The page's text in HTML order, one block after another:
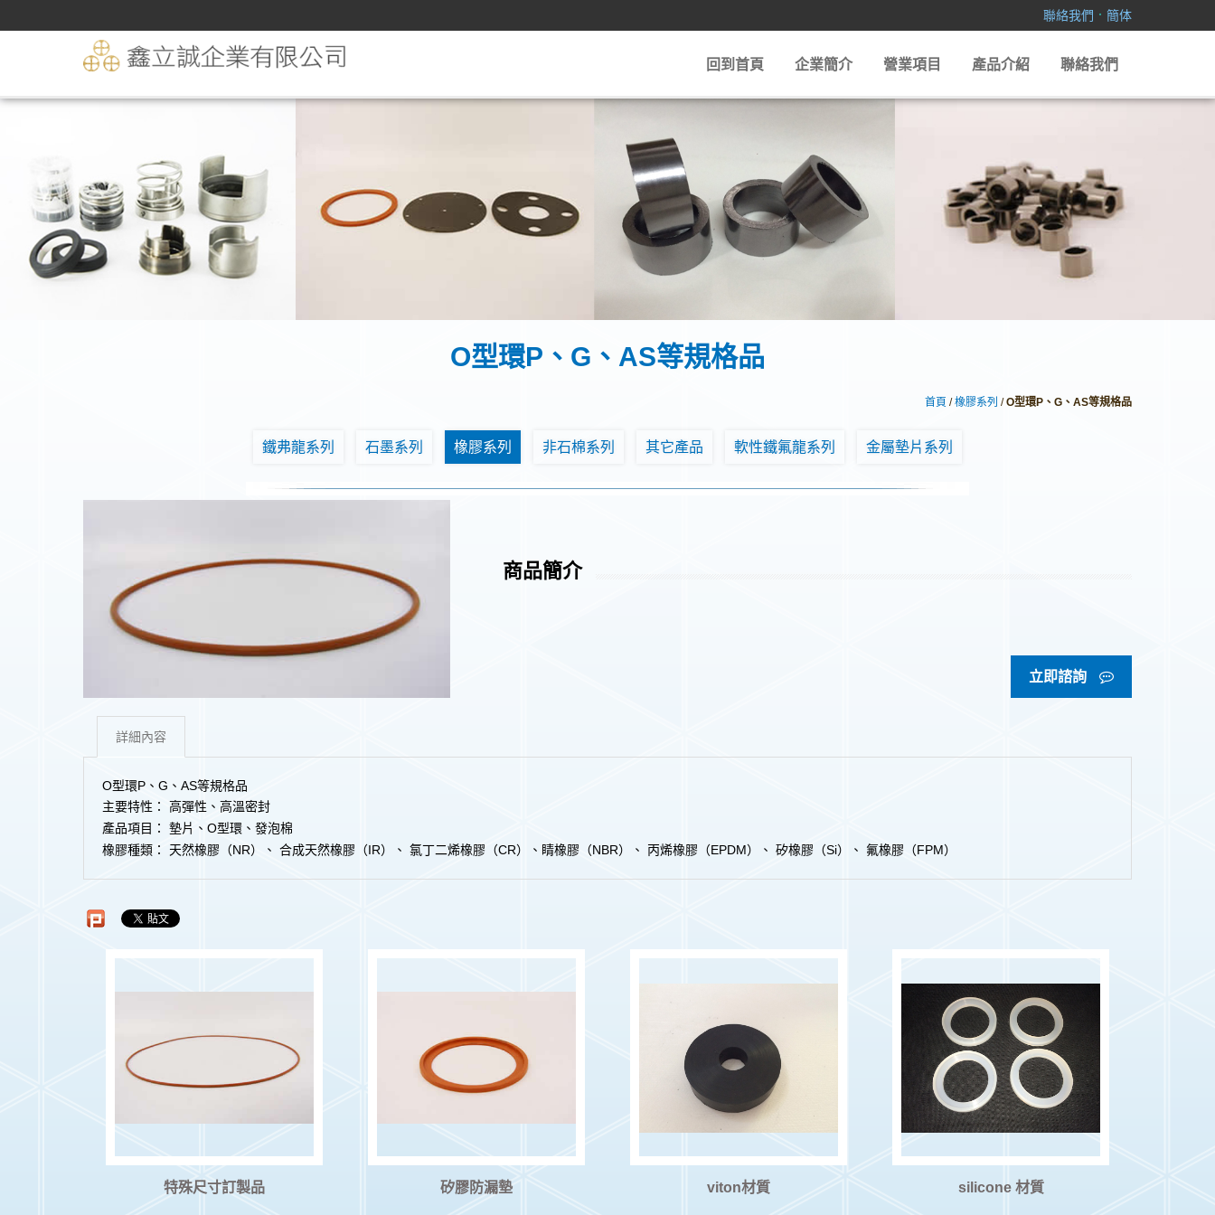
聯絡我們 ． 簡体
回到首頁 企業簡介 營業項目 產品介紹 聯絡我們
O型環P、G、AS等規格品
首頁 /橡膠系列 /O型環P、G、AS等規格品
鐵弗龍系列 石墨系列 橡膠系列 非石棉系列 其它產品 軟性鐵氟龍系列 金屬墊片系列
商品簡介
立即諮詢
詳細內容
O型環P、G、AS等規格品
主要特性：
高彈性、高溫密封
產品項目：
墊片、O型環、發泡棉
橡膠種類：
天然橡膠（NR）、 合成天然橡膠（IR）、 氯丁二烯橡膠（CR）、睛橡膠（NBR）、 丙烯橡膠（EPDM）、 矽橡膠（Si）、 氟橡膠（FPM）
特殊尺寸訂製品 矽膠防漏墊 viton材質 silicone 材質